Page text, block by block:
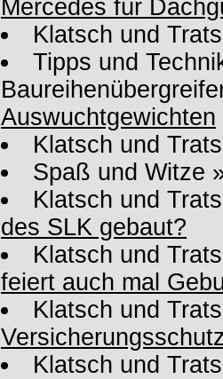
Mercedes für
Klatsch und
Tipps und
Auswuchtgewichten
Klatsch und
Spaß und Witze
Klatsch und
des SLK gebaut?
Klatsch und
feiert auch mal
Klatsch und
Klatsch und